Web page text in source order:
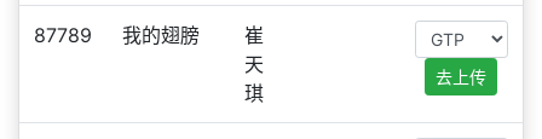
87789 我的翅膀
崔
天
琪
去上传